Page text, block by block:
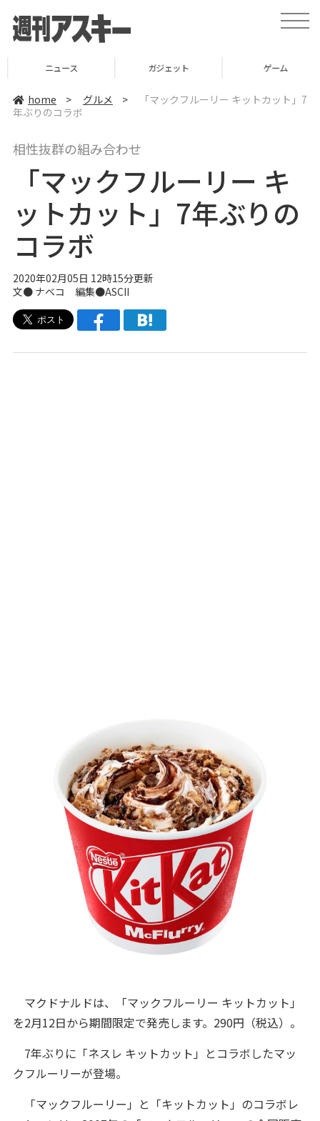
t
o
v
ニュース ガジェット ゲーム
home > グルメ >
「マックフルーリー キットカット」7
年ぶりのコラボ
相性抜群の組み合わせ
「マックフルーリー キ
ットカット」7年ぶりの
コラボ
2020年02月05日 12時15分更新
文● ナベコ 編集●ASCII
マクドナルドは、「マックフルーリー キットカット」
を2月12日から期間限定で発売します。290円（税込）。
7年ぶりに「ネスレ キットカット」とコラボしたマッ
クフルーリーが登場。
「マックフルーリー」と「キットカット」のコラボレ